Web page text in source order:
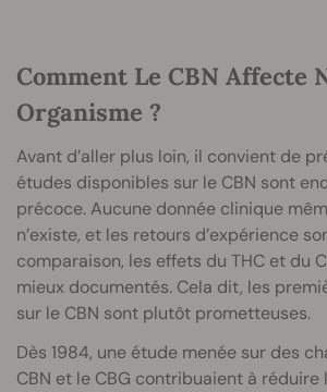
Comment Le CBN Affecte
Organisme ?
Avant d’aller plus loin, il convient de
études disponibles sur le CBN sont
précoce. Aucune donnée clinique
n’existe, et les retours d’expérience
comparaison, les effets du THC et du
mieux documentés. Cela dit, les
sur le CBN sont plutôt prometteuses.
Dès 1984, une étude menée sur des
CBN et le CBG contribuaient à réduire